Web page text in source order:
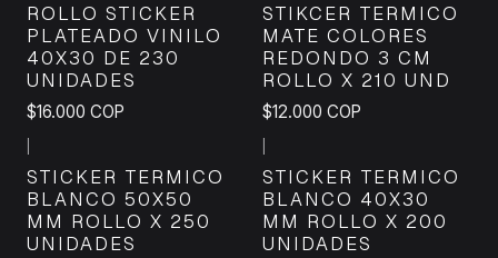
ROLLO STICKER
PLATEADO VINILO
40X30 DE 230
UNIDADES
$16.000 COP
STIKCER TERMICO
MATE COLORES
REDONDO 3 CM
ROLLO X 210 UND
$12.000 COP
STICKER TERMICO
BLANCO 50X50
MM ROLLO X 250
UNIDADES
STICKER TERMICO
BLANCO 40X30
MM ROLLO X 200
UNIDADES